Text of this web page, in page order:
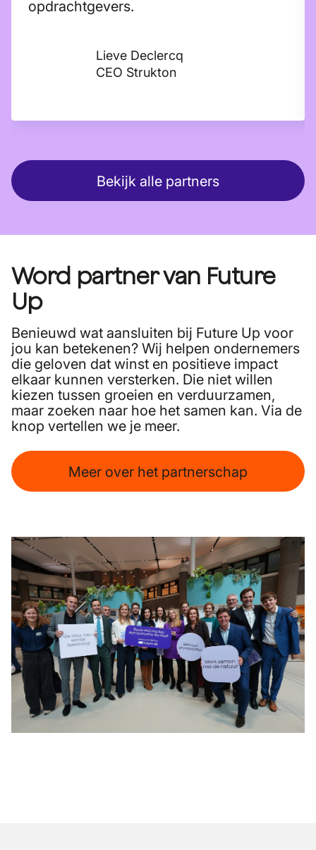
opdrachtgevers.
Lieve Declercq
CEO Strukton
Bekijk alle partners
Word partner van Future
Up
Benieuwd wat aansluiten bij Future Up voor
jou kan betekenen? Wij helpen ondernemers
die geloven dat winst en positieve impact
elkaar kunnen versterken. Die niet willen
kiezen tussen groeien en verduurzamen,
maar zoeken naar hoe het samen kan. Via de
knop vertellen we je meer.
Meer over het partnerschap